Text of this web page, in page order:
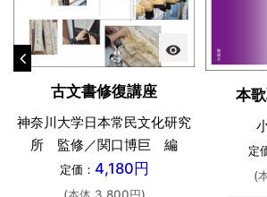
visibility
古文書修復講座
神奈川大学日本常民文化研究
所 監修／関口博巨 編
定価： 4,180円
本
定
(